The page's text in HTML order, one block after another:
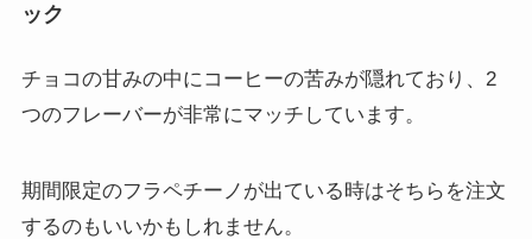
ック
チョコの甘みの中にコーヒーの苦みが隠れており、2
つのフレーバーが非常にマッチしています。
期間限定のフラペチーノが出ている時はそちらを注文
するのもいいかもしれません。